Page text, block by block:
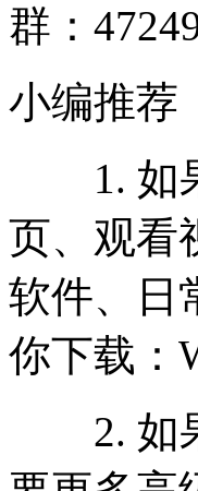
群：
小编推荐
1. 如果
页、观看
软件、日
你下载：
2. 如果